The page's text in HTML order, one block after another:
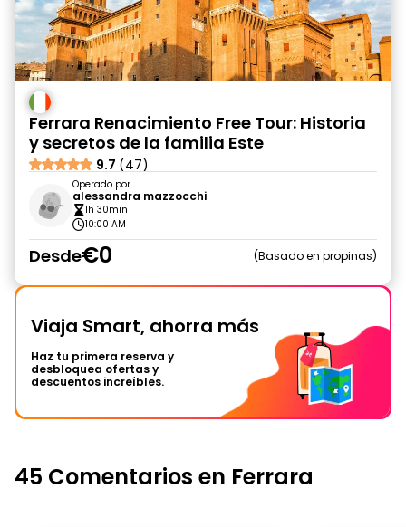
Ferrara Renacimiento Free Tour: Historia
y secretos de la familia Este
9.7 (47)
Operado por
alessandra mazzocchi
1h 30min
10:00 AM
Desde€0 Basado en propinas
Viaja Smart, ahorra más
Haz tu primera reserva y
desbloquea ofertas y
descuentos increíbles.
45 Comentarios en Ferrara